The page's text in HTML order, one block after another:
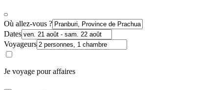
Où allez-vous ?
Dates
Voyageurs
Je voyage pour affaires